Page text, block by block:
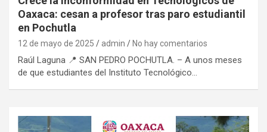
Oaxaca: cesan a profesor tras paro estudiantil
en Pochutla
12 de mayo de 2025 admin No hay comentarios
Raúl Laguna 📍 SAN PEDRO POCHUTLA. – A unos meses
de que estudiantes del Instituto Tecnológico…